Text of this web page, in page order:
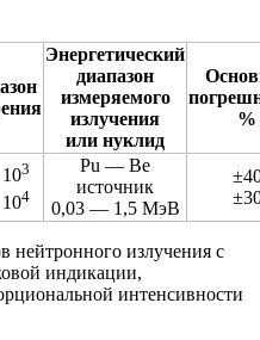
Энергетический
диапазон
измеряемого
излучения
или нуклид
%
3
4
Pu — Be
источник
0,03 — 1,5 МэВ
нейтронного излучения с
индикации,
интенсивности